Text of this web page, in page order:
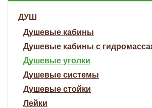
ДУШ
Душевые кабины
Душевые кабины с
Душевые уголки
Душевые системы
Душевые стойки
Лейки